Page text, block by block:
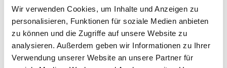
Wir verwenden Cookies, um Inhalte und Anzeigen zu
personalisieren, Funktionen für soziale Medien anbieten
zu können und die Zugriffe auf unsere Website zu
analysieren. Außerdem geben wir Informationen zu Ihrer
Verwendung unserer Website an unsere Partner für
Scanner Coupons für Sonderangebote oder
Rabatte einscannen. Und schließlich gibt es einen
Drucker, mit dem die Kunden sofort eine
Quittung für ihre Bestellung erhalten. Diese
praktischen Funktionen sorgen für einen